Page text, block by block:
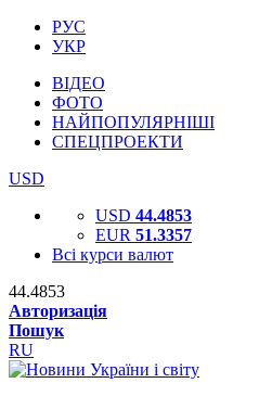
РУС
УКР
ВІДЕО
ФОТО
НАЙПОПУЛЯРНІШІ
СПЕЦПРОЕКТИ
USD
USD 44.4853
EUR 51.3357
Всі курси валют
44.4853
Авторизація
Пошук
RU